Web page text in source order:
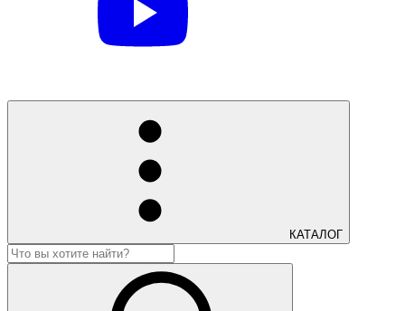
КАТАЛОГ